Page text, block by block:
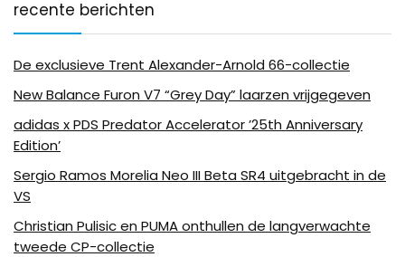
recente berichten
De exclusieve Trent Alexander-Arnold 66-collectie
New Balance Furon V7 “Grey Day” laarzen vrijgegeven
adidas x PDS Predator Accelerator ’25th Anniversary
Edition’
Sergio Ramos Morelia Neo III Beta SR4 uitgebracht in de
VS
Christian Pulisic en PUMA onthullen de langverwachte
tweede CP-collectie